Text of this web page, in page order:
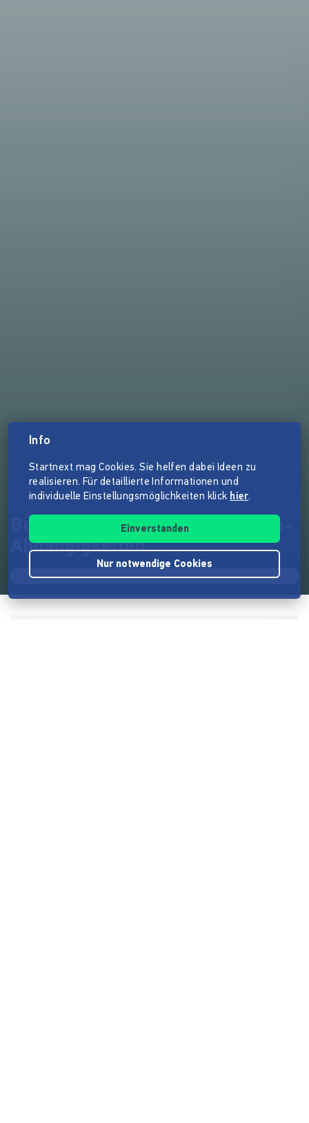
Buch: 50 Jahre Afrikanische Un-
Abhängigkeiten
Info
Startnext mag Cookies. Sie helfen dabei Ideen zu
realisieren. Für detaillierte Informationen und
individuelle Einstellungsmöglichkeiten klick hier.
Einverstanden
Nur notwendige Cookies